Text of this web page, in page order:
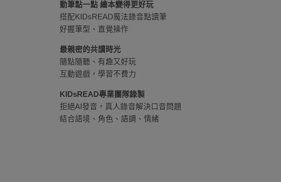
動筆點一點 繪本變得更好玩
搭配KIDsREAD魔法錄音點讀筆
好握筆型、直覺操作
最親密的共讀時光
隨點隨聽、有趣又好玩
互動遊戲，學習不費力
KIDsREAD專業團隊錄製
拒絕AI發音，真人錄音解決口音問題
結合語境、角色、語調、情緒